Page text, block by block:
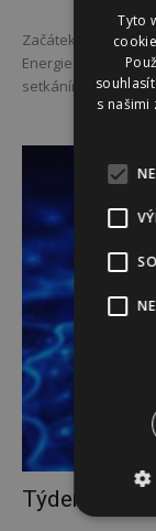
Začátek června
Energie je hravá,
setkáním. Je to
Týdenní
Tyto
s našimi